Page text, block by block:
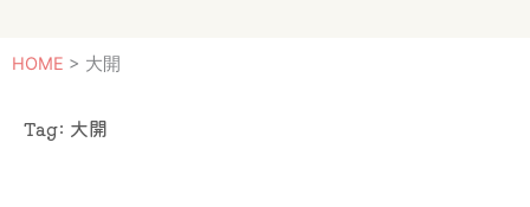
HOME > 大開
Tag: 大開